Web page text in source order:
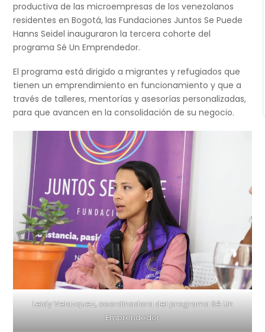
productiva de las microempresas de los venezolanos
residentes en Bogotá, las Fundaciones Juntos Se Puede
Hanns Seidel inauguraron la tercera cohorte del
programa Sé Un Emprendedor.
El programa está dirigido a migrantes y refugiados que
tienen un emprendimiento en funcionamiento y que a
través de talleres, mentorías y asesorías personalizadas,
para que avancen en la consolidación de su negocio.
Leidy Velazquez, coordinadora del programa Sé Un
Emprendedor